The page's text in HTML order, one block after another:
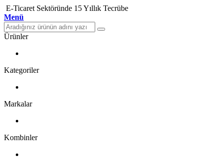
E-Ticaret Sektöründe 15 Yıllık Tecrübe
Menü
Ürünler
Kategoriler
Markalar
Kombinler